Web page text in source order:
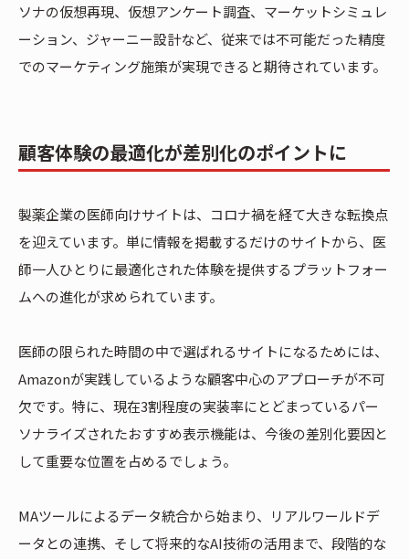
ソナの仮想再現、仮想アンケート調査、マーケットシミュレ
ーション、ジャーニー設計など、従来では不可能だった精度
でのマーケティング施策が実現できると期待されています。
顧客体験の最適化が差別化のポイントに
製薬企業の医師向けサイトは、コロナ禍を経て大きな転換点
を迎えています。単に情報を掲載するだけのサイトから、医
師一人ひとりに最適化された体験を提供するプラットフォー
ムへの進化が求められています。
医師の限られた時間の中で選ばれるサイトになるためには、
Amazonが実践しているような顧客中心のアプローチが不可
欠です。特に、現在3割程度の実装率にとどまっているパー
ソナライズされたおすすめ表示機能は、今後の差別化要因と
して重要な位置を占めるでしょう。
MAツールによるデータ統合から始まり、リアルワールドデ
ータとの連携、そして将来的なAI技術の活用まで、段階的な